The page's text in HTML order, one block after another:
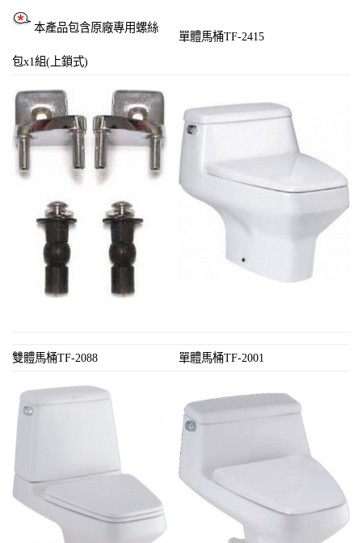
本產品包含原廠專用螺絲
包x1組(上鎖式)
單體馬桶TF-2415
雙體馬桶TF-2088 單體馬桶TF-2001